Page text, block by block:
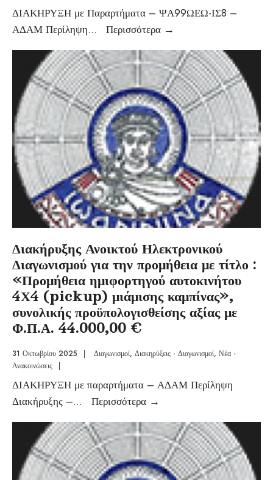
ΔΙΑΚΗΡΥΞΗ με Παραρτήματα – ΨΑ99ΩΕΩ-ΙΣ8 –
ΑΔΑΜ Περίληψη... Περισσότερα →
Διακήρυξης Ανοικτού Ηλεκτρονικού
Διαγωνισμού για την προμήθεια με τίτλο :
«Προμήθεια ημιφορτηγού αυτοκινήτου
4Χ4 (pickup) μιάμισης καμπίνας»,
συνολικής προϋπολογισθείσης αξίας με
Φ.Π.Α. 44.000,00 €
31 Οκτωβρίου 2025 | Διαγωνισμοί, Διακηρύξεις - Διαγωνισμοί, Νέα -
Ανακοινώσεις
|
ΔΙΑΚΗΡΥΞΗ με παραρτήματα – ΑΔΑΜ Περίληψη
Διακήρυξης –... Περισσότερα →